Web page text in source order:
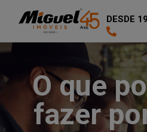
DESDE
O que
fazer